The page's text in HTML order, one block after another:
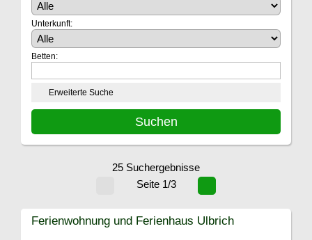
Unterkunft:
Betten:
Erweiterte Suche
25 Suchergebnisse
Seite 1/3
Ferienwohnung und Ferienhaus Ulbrich